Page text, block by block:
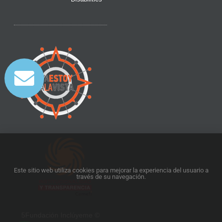
Este sitio web utiliza cookies para mejorar la experiencia del usuario a
través de su navegación.